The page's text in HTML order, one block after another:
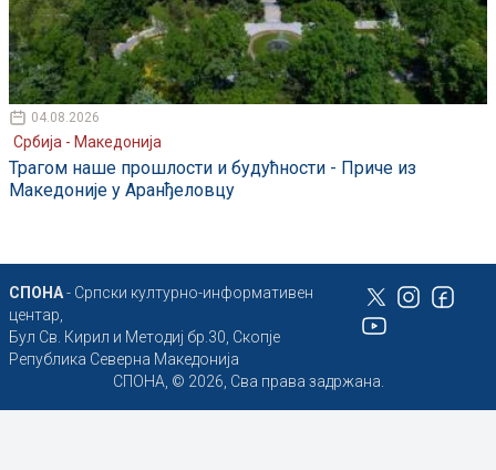
04.08.2026
Србија - Македонија
Трагом наше прошлости и будућности - Приче из
Македоније у Аранђеловцу
СПОНА- Српски културно-информативен
центар,
Бул Св. Кирил и Методиј бр.30, Скопје
Република Северна Македонија
СПОНА, © 2026, Сва права задржана.